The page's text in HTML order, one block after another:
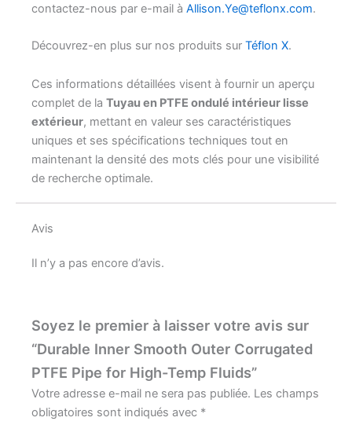
contactez-nous par e-mail à Allison.Ye@teflonx.com.
Découvrez-en plus sur nos produits sur Téflon X.
Ces informations détaillées visent à fournir un aperçu
complet de la Tuyau en PTFE ondulé intérieur lisse
extérieur, mettant en valeur ses caractéristiques
uniques et ses spécifications techniques tout en
maintenant la densité des mots clés pour une visibilité
de recherche optimale.
Avis
Il n’y a pas encore d’avis.
Soyez le premier à laisser votre avis sur
“Durable Inner Smooth Outer Corrugated
PTFE Pipe for High-Temp Fluids”
Votre adresse e-mail ne sera pas publiée. Les champs
obligatoires sont indiqués avec *